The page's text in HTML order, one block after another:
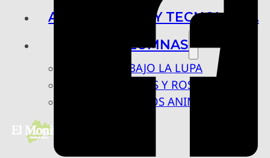
ARTE, CIENCIA Y TECNOLOGÍA
COLUMNAS
BAJO LA LUPA
RASTROS Y ROSTROS
VÍNCULOS ANIMALES